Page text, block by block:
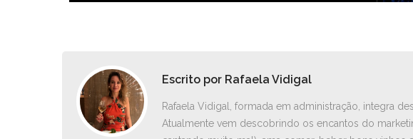
Escrito por Rafaela Vidigal
Rafaela Vidigal, formada em administração, integra
Atualmente vem descobrindo os encantos do